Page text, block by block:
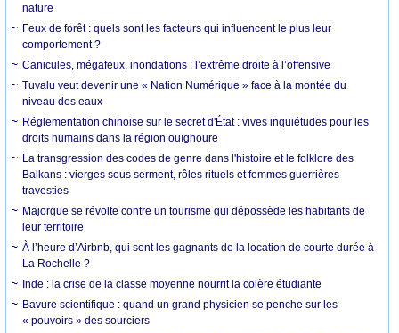
nature
Feux de forêt : quels sont les facteurs qui influencent le plus leur
comportement ?
Canicules, mégafeux, inondations : l’extrême droite à l’offensive
Tuvalu veut devenir une « Nation Numérique » face à la montée du
niveau des eaux
Réglementation chinoise sur le secret d'État : vives inquiétudes pour les
droits humains dans la région ouïghoure
La transgression des codes de genre dans l'histoire et le folklore des
Balkans : vierges sous serment, rôles rituels et femmes guerrières
travesties
Majorque se révolte contre un tourisme qui dépossède les habitants de
leur territoire
À l’heure d’Airbnb, qui sont les gagnants de la location de courte durée à
La Rochelle ?
Inde : la crise de la classe moyenne nourrit la colère étudiante
Bavure scientifique : quand un grand physicien se penche sur les
« pouvoirs » des sourciers